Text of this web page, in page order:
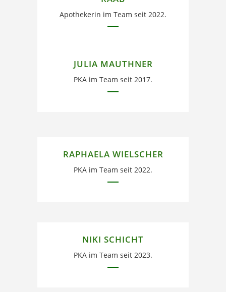
Apothekerin im Team seit 2022.
JULIA MAUTHNER
PKA im Team seit 2017.
RAPHAELA WIELSCHER
PKA im Team seit 2022.
NIKI SCHICHT
PKA im Team seit 2023.